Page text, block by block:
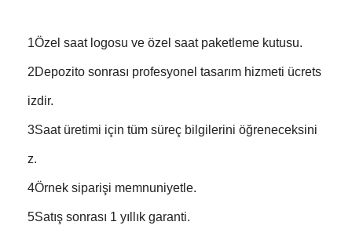
1Özel saat logosu ve özel saat paketleme kutusu.
2Depozito sonrası profesyonel tasarım hizmeti ücrets
izdir.
3Saat üretimi için tüm süreç bilgilerini öğreneceksini
z.
4Örnek siparişi memnuniyetle.
5Satış sonrası 1 yıllık garanti.